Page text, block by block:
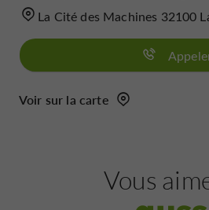
La Cité des Machines 32100
Voir sur la carte
Vous